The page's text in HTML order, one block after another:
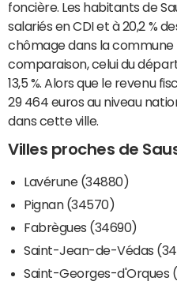
foncière. Les habitants de
salariés en CDI et à 20,2 %
chômage dans la
comparaison, celui du
13,5 %. Alors que le revenu
29 464 euros au niveau
dans cette ville.
Villes proches de
Lavérune (34880)
Pignan (34570)
Fabrègues (34690)
Saint-Jean-de-Védas
Saint-Georges-d'Orques